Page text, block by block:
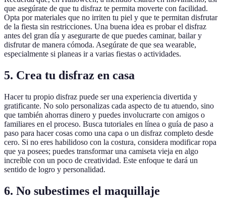
que asegúrate de que tu disfraz te permita moverte con facilidad.
Opta por materiales que no irriten tu piel y que te permitan disfrutar
de la fiesta sin restricciones. Una buena idea es probar el disfraz
antes del gran día y asegurarte de que puedes caminar, bailar y
disfrutar de manera cómoda. Asegúrate de que sea wearable,
especialmente si planeas ir a varias fiestas o actividades.
5. Crea tu disfraz en casa
Hacer tu propio disfraz puede ser una experiencia divertida y
gratificante. No solo personalizas cada aspecto de tu atuendo, sino
que también ahorras dinero y puedes involucrarte con amigos o
familiares en el proceso. Busca tutoriales en línea o guía de paso a
paso para hacer cosas como una capa o un disfraz completo desde
cero. Si no eres habilidoso con la costura, considera modificar ropa
que ya posees; puedes transformar una camiseta vieja en algo
increíble con un poco de creatividad. Este enfoque te dará un
sentido de logro y personalidad.
6. No subestimes el maquillaje